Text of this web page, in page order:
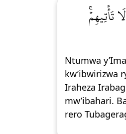
تَأۡتِيهِمۡۚ
Ntumwa
kw’ibwirizwa
Iraheza
mw’ibahari.
rero